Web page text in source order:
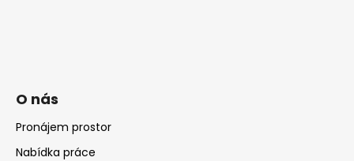
O nás
Pronájem prostor
Nabídka práce